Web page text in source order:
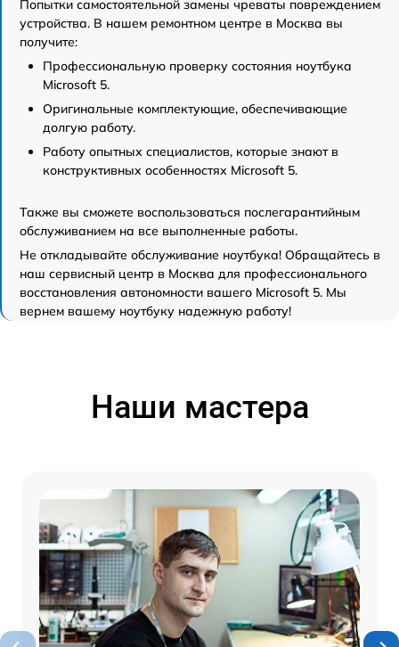
Попытки самостоятельной замены чреваты повреждением
устройства. В нашем ремонтном центре в Москва вы
получите:
Профессиональную проверку состояния ноутбука
Microsoft 5.
Оригинальные комплектующие, обеспечивающие
долгую работу.
Работу опытных специалистов, которые знают в
конструктивных особенностях Microsoft 5.
Также вы сможете воспользоваться послегарантийным
обслуживанием на все выполненные работы.
Не откладывайте обслуживание ноутбука! Обращайтесь в
наш сервисный центр в Москва для профессионального
восстановления автономности вашего Microsoft 5. Мы
вернем вашему ноутбуку надежную работу!
Наши мастера